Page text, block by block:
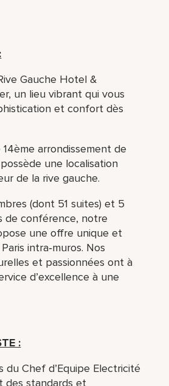
Gauche Hotel &
un lieu vibrant qui vous
et confort dès
arrondissement de
une localisation
de la rive gauche.
(dont 51 suites) et 5
de conférence, notre
une offre unique et
intra‑muros. Nos
et passionnées ont à
d’excellence à une
:
du Chef d’Equipe Electricité
des standards et